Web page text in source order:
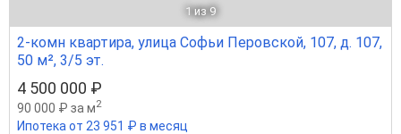
1 из 9
2-комн квартира, улица Софьи Перовской, 107, д. 107,
50 м², 3/5 эт.
4 500 000 ₽
90 000 ₽ за м2
Ипотека от 23 951 ₽ в месяц